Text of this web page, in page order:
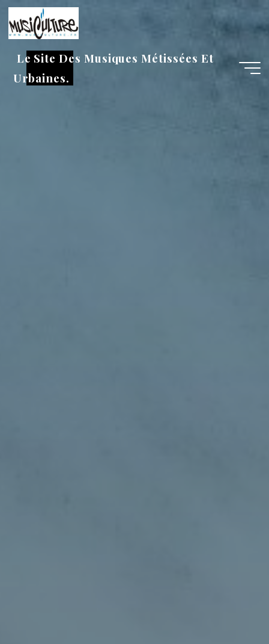
Aller
au
contenu
Le Site Des Musiques Métissées Et
Urbaines.